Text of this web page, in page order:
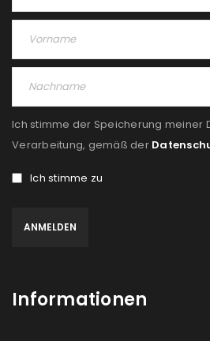
Ich stimme der Speicherung meiner
Verarbeitung, gemäß der
Ich stimme zu
Informationen